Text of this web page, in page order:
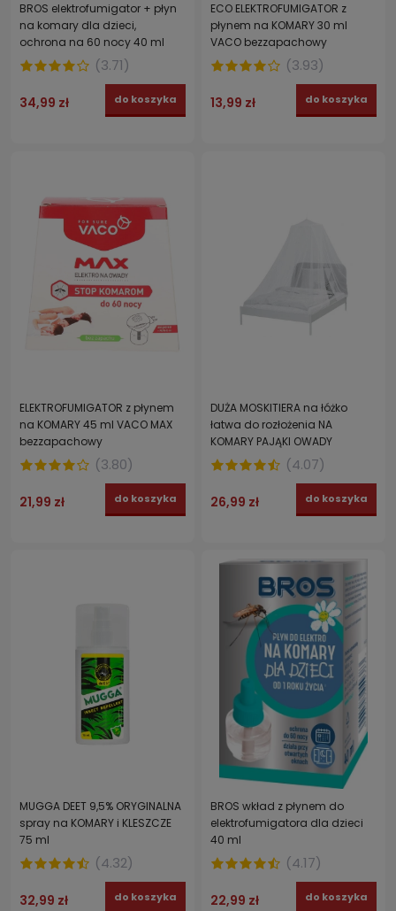
BROS elektrofumigator + płyn
na komary dla dzieci,
ochrona na 60 nocy 40 ml
(3.71)
34,99 zł do koszyka
ECO ELEKTROFUMIGATOR z
płynem na KOMARY 30 ml
VACO bezzapachowy
(3.93)
13,99 zł do koszyka
ELEKTROFUMIGATOR z płynem
na KOMARY 45 ml VACO MAX
bezzapachowy
(3.80)
21,99 zł do koszyka
DUŻA MOSKITIERA na łóżko
łatwa do rozłożenia NA
KOMARY PAJĄKI OWADY
(4.07)
26,99 zł do koszyka
MUGGA DEET 9,5% ORYGINALNA
spray na KOMARY i KLESZCZE
75 ml
(4.32)
32,99 zł do koszyka
BROS wkład z płynem do
elektrofumigatora dla dzieci
40 ml
(4.17)
22,99 zł do koszyka